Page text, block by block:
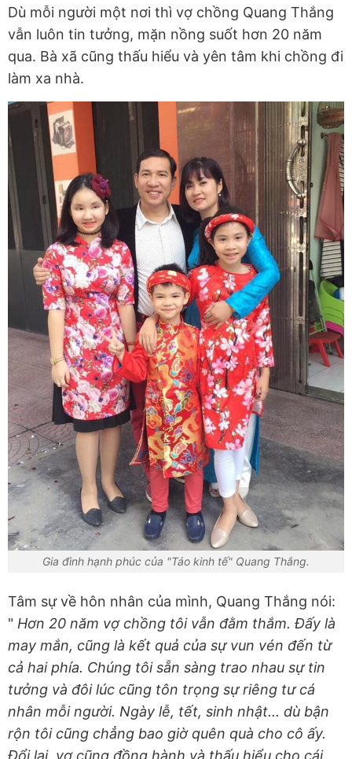
Dù mỗi người một nơi thì vợ chồng Quang Thắng
vẫn luôn tin tưởng, mặn nồng suốt hơn 20 năm
qua. Bà xã cũng thấu hiểu và yên tâm khi chồng đi
làm xa nhà.
Gia đình hạnh phúc của "Táo kinh tế" Quang Thắng.
Tâm sự về hôn nhân của mình, Quang Thắng nói:
" Hơn 20 năm vợ chồng tôi vẫn đằm thắm. Đấy là
may mắn, cũng là kết quả của sự vun vén đến từ
cả hai phía. Chúng tôi sẵn sàng trao nhau sự tin
tưởng và đôi lúc cũng tôn trọng sự riêng tư cá
nhân mỗi người. Ngày lễ, tết, sinh nhật... dù bận
rộn tôi cũng chẳng bao giờ quên quà cho cô ấy.
Đổi lại, vợ cũng đồng hành và thấu hiểu cho cái